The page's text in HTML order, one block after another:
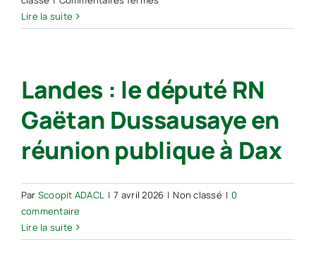
mégafeux,
droite
à
l’offensive
Lire la suite
Landes : le député RN
Gaëtan Dussausaye en
réunion publique à Dax
Par Scoopit ADACL | 7 avril 2026 | Non classé | 0
commentaire
Lire la suite